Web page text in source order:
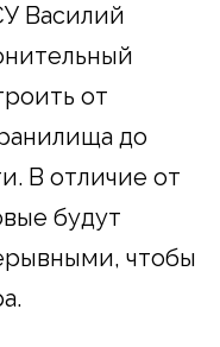
Василий
от
до
В отличие от
будут
чтобы